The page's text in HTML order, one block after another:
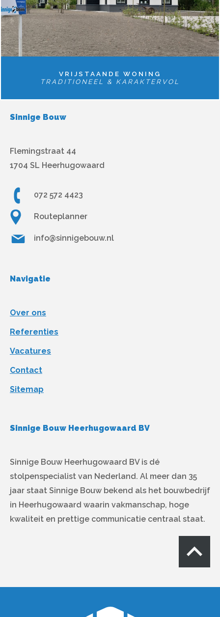
VRIJSTAANDE WONING
TRADITIONEEL & KARAKTERVOL
Sinnige Bouw
Flemingstraat 44
1704 SL Heerhugowaard
072 572 4423
Routeplanner
info@sinnigebouw.nl
Navigatie
Over ons
Referenties
Vacatures
Contact
Sitemap
Sinnige Bouw Heerhugowaard BV
Sinnige Bouw Heerhugowaard BV is dé
stolpenspecialist van Nederland. Al meer dan 35
jaar staat Sinnige Bouw bekend als het bouwbedrijf
in Heerhugowaard waarin vakmanschap, hoge
kwaliteit en prettige communicatie centraal staat.